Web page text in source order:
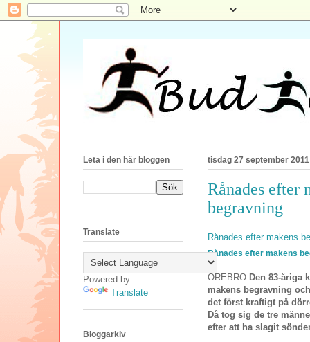
tisdag 27 september 2011
Rånades efter
begravning
Rånades efter makens
Rånades efter makens
ÖREBRO Den 83-åriga
makens begravning
det först kraftigt på
Då tog sig de tre
efter att ha slagit
Leta i den här bloggen
Translate
Powered by
Translate
Bloggarkiv